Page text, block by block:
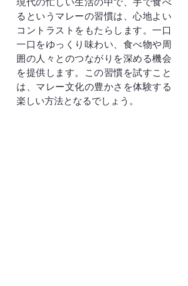
るというマレーの習慣は、心地よい
コントラストをもたらします。一口
一口をゆっくり味わい、食べ物や周
囲の人々とのつながりを深める機会
を提供します。この習慣を試すこと
は、マレー文化の豊かさを体験する
楽しい方法となるでしょう。